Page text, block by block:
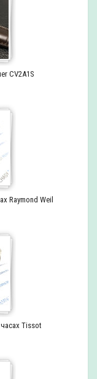
CV2A1S
Raymond Weil
Tissot